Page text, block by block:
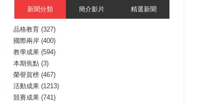
新聞分類 簡介影片 精選新聞
品格教育 (327)
國際兩岸 (400)
教學成果 (594)
本期焦點 (3)
榮譽賀榜 (467)
活動成果 (1213)
競賽成果 (741)